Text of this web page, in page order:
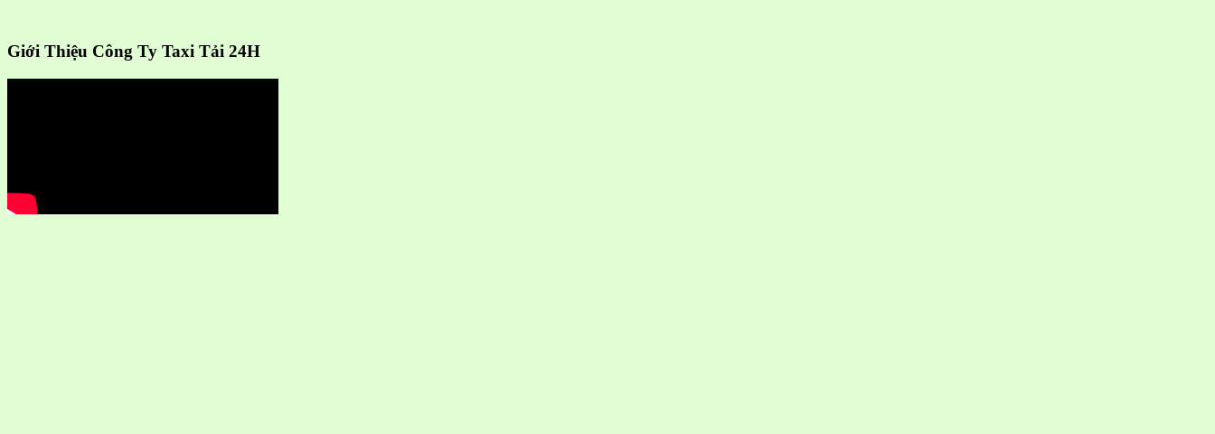
Giới Thiệu Công Ty Taxi Tải 24H